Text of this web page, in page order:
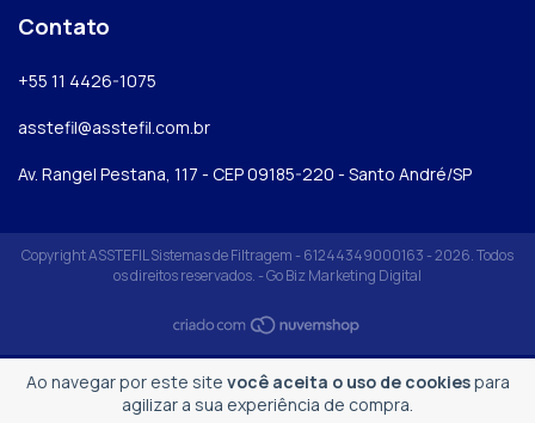
Ao navegar por este site você aceita o uso de cookiespara
agilizar a sua experiência de compra.
Contato
+55 11 4426-1075
asstefil@asstefil.com.br
Av. Rangel Pestana, 117 - CEP 09185-220 - Santo André/SP
Copyright ASSTEFIL Sistemas de Filtragem - 61244349000163 - 2026. Todos
os direitos reservados. -Go Biz Marketing Digital